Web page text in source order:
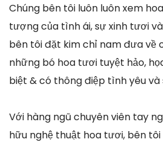
Chúng bên tôi luôn luôn xem
tượng của tình ái, sự xinh tươi
bên tôi đặt kim chỉ nam đưa về
những bó hoa tươi tuyệt hảo,
biệt & có thông điệp tình yêu và
Với hàng ngũ chuyên viên tay
hữu nghệ thuật hoa tươi, bên